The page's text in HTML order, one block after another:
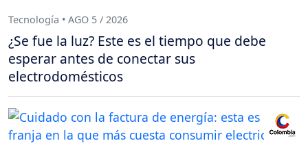
Tecnología • AGO 5 / 2026
¿Se fue la luz? Este es el tiempo que debe
esperar antes de conectar sus
electrodomésticos